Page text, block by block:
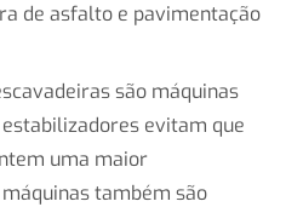
de asfalto e pavimentação
são máquinas
estabilizadores evitam que
uma maior
também são